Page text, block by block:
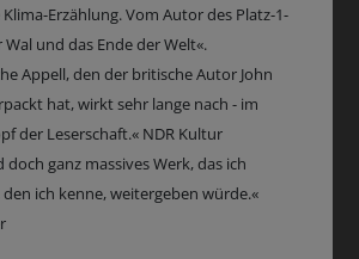
Erzählung. Vom Autor des Platz-1-
Wal und das Ende der Welt«.
Appell, den der britische Autor John
hat, wirkt sehr lange nach - im
der Leserschaft.« NDR Kultur
doch ganz massives Werk, das ich
ich kenne, weitergeben würde.«